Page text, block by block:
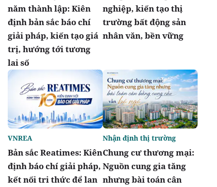
năm thành lập: Kiên
định bản sắc báo chí
giải pháp, kiến tạo giá
trị, hướng tới tương
lai số
nghiệp, kiến tạo thị
trường bất động sản
nhân văn, bền vững
Bản sắc Reatimes: Kiên
định báo chí giải pháp,
kết nối tri thức để lan
VNREA
Chung cư thương mại:
Nguồn cung gia tăng
nhưng bài toán cân
Nhận định thị trường